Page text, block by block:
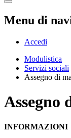
Menu di
Accedi
Modulistica
Servizi sociali
Assegno di
Assegno
INFORMAZIONI